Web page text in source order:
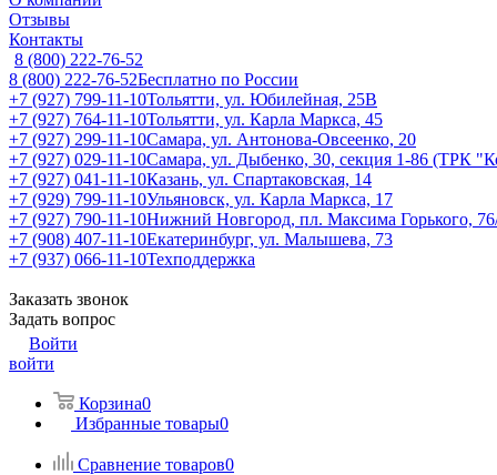
Отзывы
Контакты
8 (800) 222-76-52
8 (800) 222-76-52Бесплатно по России
+7 (927) 799-11-10Тольятти, ул. Юбилейная, 25В
+7 (927) 764-11-10Тольятти, ул. Карла Маркса, 45
+7 (927) 299-11-10Самара, ул. Антонова-Овсеенко, 20
+7 (927) 029-11-10Самара, ул. Дыбенко, 30, секция 1-86 (ТРК
+7 (927) 041-11-10Казань, ул. Спартаковская, 14
+7 (929) 799-11-10Ульяновск, ул. Карла Маркса, 17
+7 (927) 790-11-10Нижний Новгород, пл. Максима Горького,
+7 (908) 407-11-10Екатеринбург, ул. Малышева, 73
+7 (937) 066-11-10Техподдержка
Заказать звонок
Задать вопрос
Войти
войти
Корзина0
Избранные товары0
Сравнение товаров0